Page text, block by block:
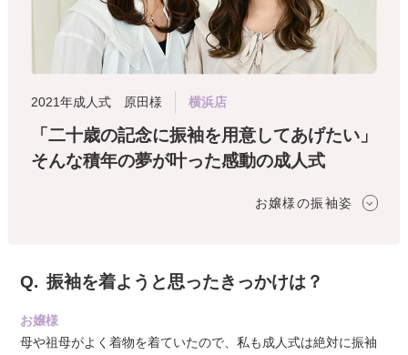
2021年成人式 原田様 横浜店
「二十歳の記念に振袖を用意してあげたい」
そんな積年の夢が叶った感動の成人式
お嬢様の振袖姿
振袖を着ようと思ったきっかけは？
お嬢様
母や祖母がよく着物を着ていたので、私も成人式は絶対に振袖